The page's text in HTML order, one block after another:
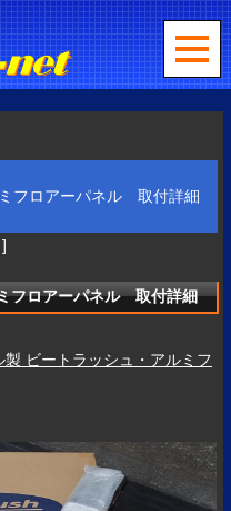
フロアーパネル 取付詳細
]
フロアーパネル 取付詳細
製 ビートラッシュ・アルミフ